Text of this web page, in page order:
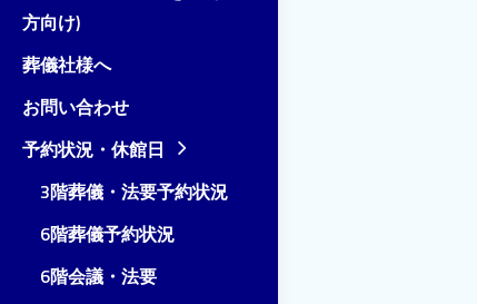
方向け)
葬儀社様へ
お問い合わせ
予約状況・休館日
3階葬儀・法要予約状況
6階葬儀予約状況
6階会議・法要